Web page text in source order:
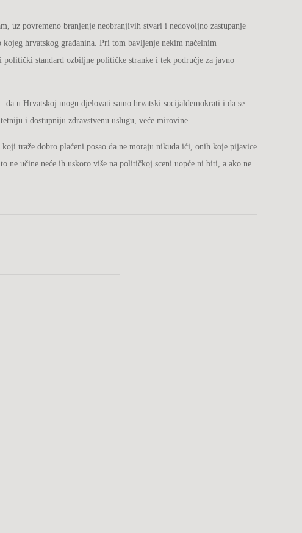
uz povremeno branjenje neobranjivih stvari i nedovoljno zastupanje
hrvatskog građanina. Pri tom bavljenje nekim načelnim
standard ozbiljne političke stranke i tek područje za javno
u Hrvatskoj mogu djelovati samo hrvatski socijaldemokrati i da se
i dostupniju zdravstvenu uslugu, veće mirovine…
traže dobro plaćeni posao da ne moraju nikuda ići, onih koje pijavice
učine neće ih uskoro više na političkoj sceni uopće ni biti, a ako ne